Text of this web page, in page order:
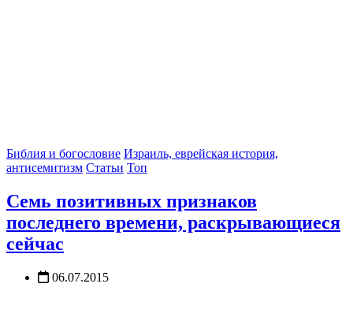
Библия и богословие Израиль, еврейская история,
антисемитизм Статьи Топ
Семь позитивных признаков
последнего времени, раскрывающиеся
сейчас
06.07.2015